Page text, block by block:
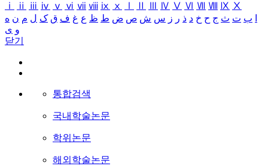
ⅰ
ⅱ ⅲ ⅳ ⅴ ⅵ ⅶ ⅷ ⅸ ⅹ Ⅳ Ⅴ Ⅵ Ⅶ Ⅷ Ⅸ Ⅹ
ب ت ث ج ح خ د ذ ر ز س ش ص ض ط ظ ع غ ف ق ک ل م ن ه
و ی
닫기
통합검색
국내학술논문
학위논문
해외학술논문